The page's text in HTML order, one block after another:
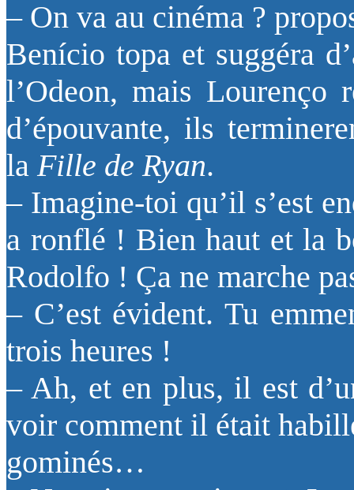
– On va au cinéma ?
Benício topa et suggéra
l’Odeon, mais Lourenço
d’épouvante, ils
laFille de Ryan.
– Imagine-toi qu’il s’est
a ronflé ! Bien haut et la
Rodolfo ! Ça ne marche
– C’est évident. Tu
trois heures !
– Ah, et en plus, il est
voir comment il était
gominés…